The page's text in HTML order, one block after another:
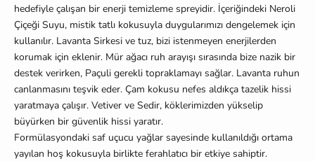
hedefiyle çalışan bir enerji temizleme spreyidir. İçeriğindeki Neroli
Çiçeği Suyu, mistik tatlı kokusuyla duygularımızı dengelemek için
kullanılır. Lavanta Sirkesi ve tuz, bizi istenmeyen enerjilerden
korumak için eklenir. Mür ağacı ruh arayışı sırasında bize nazik bir
destek verirken, Paçuli gerekli topraklamayı sağlar. Lavanta ruhun
canlanmasını teşvik eder. Çam kokusu nefes aldıkça tazelik hissi
yaratmaya çalışır. Vetiver ve Sedir, köklerimizden yükselip
büyürken bir güvenlik hissi yaratır.
Formülasyondaki saf uçucu yağlar sayesinde kullanıldığı ortama
yayılan hoş kokusuyla birlikte ferahlatıcı bir etkiye sahiptir.